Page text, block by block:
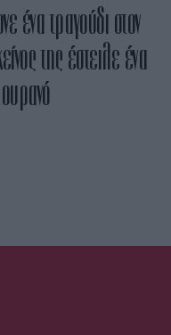
ένα τραγούδι στον
της έστειλε ένα